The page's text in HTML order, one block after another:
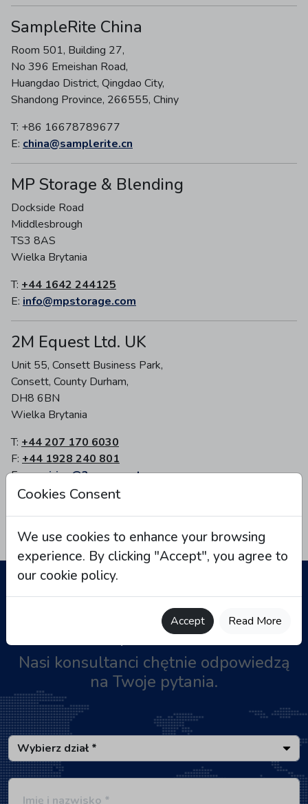
SampleRite China
Room 501, Building 27,
No 396 Emeishan Road,
Huangdao District, Qingdao City,
Shandong Province, 266555, Chiny
T: +86 16678789677
E: china@samplerite.cn
MP Storage & Blending
Dockside Road
Middlesbrough
TS3 8AS
Wielka Brytania
T: +44 1642 244125
E: info@mpstorage.com
2M Equest Ltd. UK
Unit 55, Consett Business Park,
Consett, County Durham,
DH8 6BN
Wielka Brytania
T: +44 207 170 6030
F: +44 1928 240 801
E:enquiries@2m-equest.com
Napisz do Nas
Nasi konsultanci chętnie odpowiedzą
na Twoje pytania.
Cookies Consent
We use cookies to enhance your browsing
experience. By clicking "Accept", you agree to
our cookie policy.
Accept Read More